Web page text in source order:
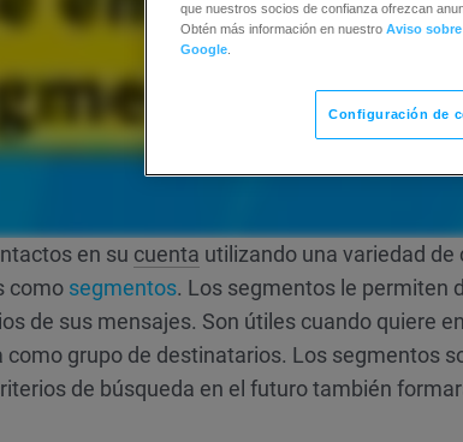
en su cuenta utilizando una variedad
como segmentos. Los segmentos le permiten
de sus mensajes. Son útiles cuando quiere
como grupo de destinatarios. Los segmentos
de búsqueda en el futuro también
que nuestros socios de confianza ofrezcan
Obtén más información en nuestro Aviso
Google
Configuración de